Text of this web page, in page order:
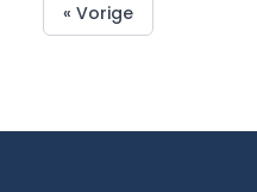
« Vorige